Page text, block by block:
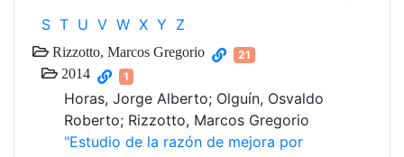
S T U V W X Y Z
Rizzotto, Marcos Gregorio 21
2014 1
Horas, Jorge Alberto; Olguín, Osvaldo
Roberto; Rizzotto, Marcos Gregorio
"Estudio de la razón de mejora por